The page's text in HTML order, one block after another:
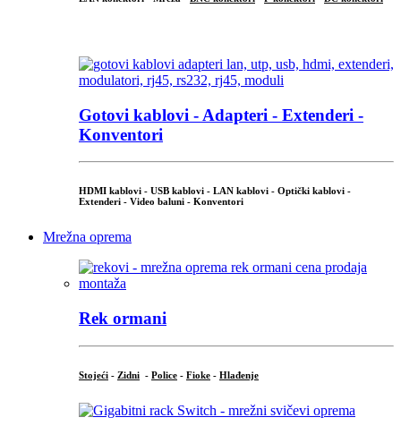
Gotovi kablovi - Adapteri - Extenderi -
Konventori
HDMI kablovi - USB kablovi - LAN kablovi - Optički kablovi -
Extenderi - Video baluni - Konventori
Mrežna oprema
Rek ormani
Stojeći - Zidni - Police - Fioke - Hlađenje